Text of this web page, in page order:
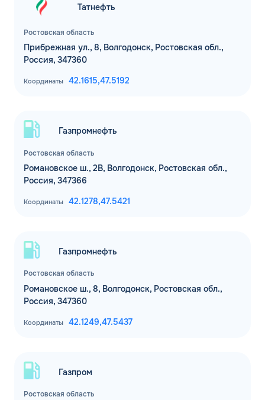
Ростовская область
Татнефть
Прибрежная ул., 8, Волгодонск, Ростовская обл.,
Россия, 347360
Координаты 42.1615,47.5192
Ростовская область
Газпромнефть
Романовское ш., 2В, Волгодонск, Ростовская обл.,
Россия, 347366
Координаты 42.1278,47.5421
Ростовская область
Газпромнефть
Романовское ш., 8, Волгодонск, Ростовская обл.,
Россия, 347360
Координаты 42.1249,47.5437
Ростовская область
Газпром